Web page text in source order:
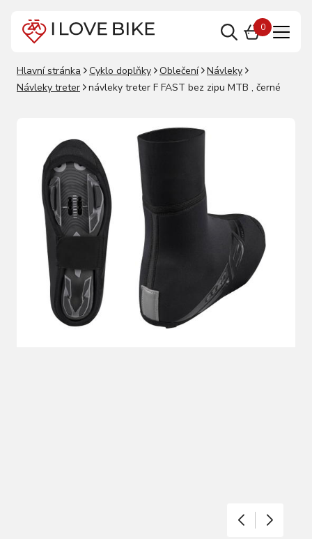
0
Hlavní stránka Cyklo doplňky Oblečení
Návleky
Návleky treter
návleky treter F FAST bez zipu MTB , černé